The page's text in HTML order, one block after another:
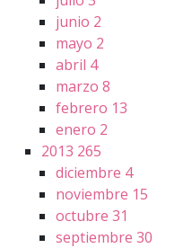
junio 2
mayo 2
abril 4
marzo 8
febrero 13
enero 2
2013 265
diciembre 4
noviembre 15
octubre 31
septiembre 30